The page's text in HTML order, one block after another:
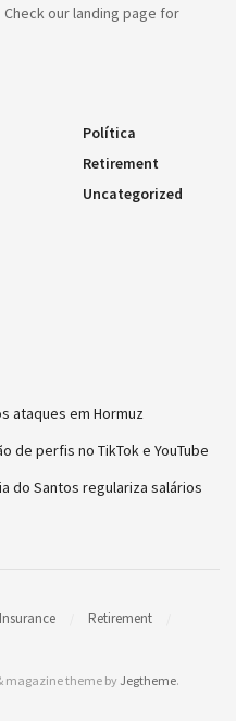
our landing page for
Política
Retirement
Uncategorized
ataques em Hormuz
de perfis no TikTok e YouTube
do Santos regulariza salários
Insurance
Retirement
magazine theme by Jegtheme.